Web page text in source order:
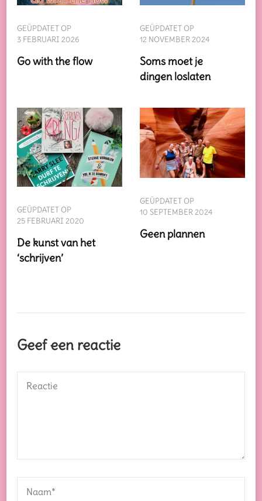
GEÜPDATET OP
3 FEBRUARI 2026
Go with the flow
GEÜPDATET OP
12 NOVEMBER 2024
Soms moet je
dingen loslaten
GEÜPDATET OP
25 FEBRUARI 2020
De kunst van het
‘schrijven’
GEÜPDATET OP
10 SEPTEMBER 2024
Geen plannen
Geef een reactie